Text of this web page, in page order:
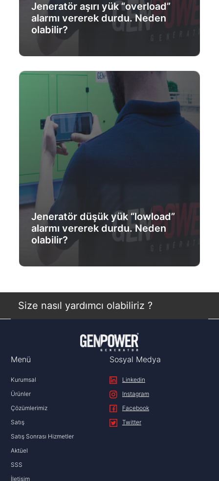
Jeneratör aşırı yük “overload”
alarmı vererek durdu. Neden
olabilir?
Daha Fazlası
Jeneratör düşük yük “lowload”
alarmı vererek durdu. Neden
olabilir?
Daha Fazlası
Size nasıl yardımcı olabiliriz ?
Menü
Kurumsal
Ürünler
Çözümlerimiz
Satış
Satış Sonrası Hizmetler
Aktüel
SSS
İletişim
Sosyal Medya
Linkedin
Instagram
Facebook
Twitter